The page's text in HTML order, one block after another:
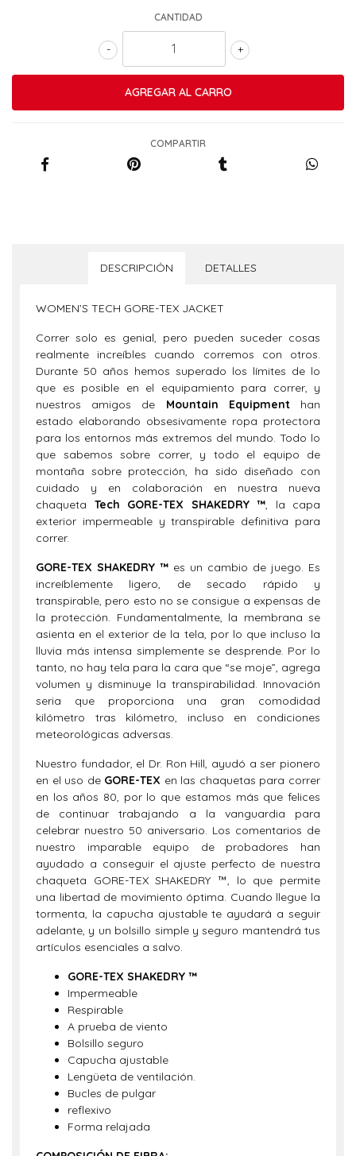
CANTIDAD
+
-
COMPARTIR
DESCRIPCIÓN DETALLES
WOMEN’S TECH GORE-TEX JACKET
Correr solo es genial, pero pueden suceder cosas
realmente increíbles cuando corremos con otros.
Durante 50 años hemos superado los límites de lo
que es posible en el equipamiento para correr, y
nuestros amigos de Mountain Equipmenthan
estado elaborando obsesivamente ropa protectora
para los entornos más extremos del mundo. Todo lo
que sabemos sobre correr, y todo el equipo de
montaña sobre protección, ha sido diseñado con
cuidado y en colaboración en nuestra nueva
chaqueta Tech GORE-TEX SHAKEDRY ™ , la capa
exterior impermeable y transpirable definitiva para
correr.
GORE-TEX SHAKEDRY ™ es un cambio de juego. Es
increíblemente ligero, de secado rápido y
transpirable, pero esto no se consigue a expensas de
la protección. Fundamentalmente, la membrana se
asienta en el exterior de la tela, por lo que incluso la
lluvia más intensa simplemente se desprende. Por lo
tanto, no hay tela para la cara que “se moje”, agrega
volumen y disminuye la transpirabilidad. Innovación
seria que proporciona una gran comodidad
kilómetro tras kilómetro, incluso en condiciones
meteorológicas adversas.
Nuestro fundador, el Dr. Ron Hill , ayudó a ser pionero
en el uso de GORE-TEX en las chaquetas para correr
en los años 80, por lo que estamos más que felices
de continuar trabajando a la vanguardia para
celebrar nuestro 50 aniversario. Los comentarios de
nuestro imparable equipo de probadores han
ayudado a conseguir el ajuste perfecto de nuestra
chaqueta GORE-TEX SHAKEDRY ™, lo que permite
una libertad de movimiento óptima. Cuando llegue la
tormenta, la capucha ajustable te ayudará a seguir
adelante, y un bolsillo simple y seguro mantendrá tus
artículos esenciales a salvo.
GORE-TEX SHAKEDRY ™
Impermeable
Respirable
A prueba de viento
Bolsillo seguro
Capucha ajustable
Lengüeta de ventilación.
Bucles de pulgar
reflexivo
Forma relajada